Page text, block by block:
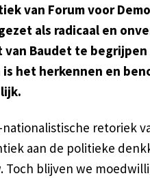
van Forum voor
als radicaal en
van Baudet te
het herkennen en
retoriek
aan de politieke
Toch blijven we